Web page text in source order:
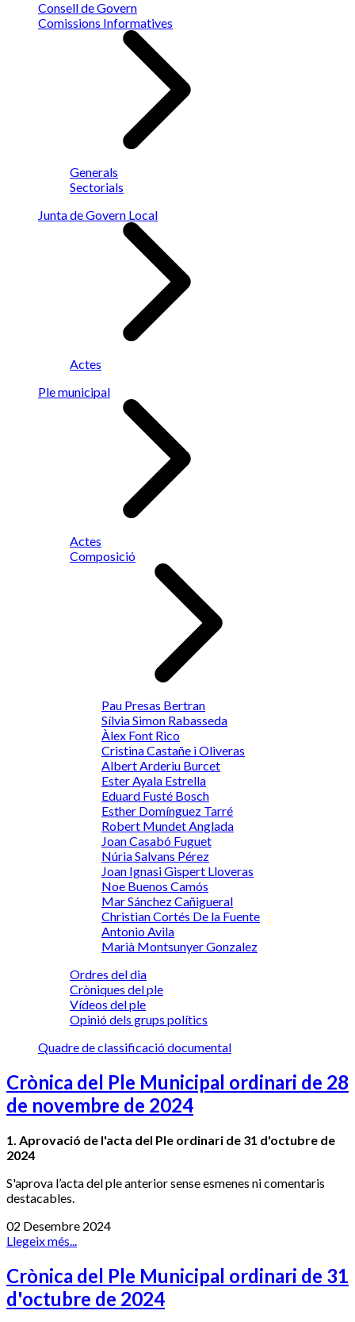
Consell de Govern
Comissions Informatives
Generals
Sectorials
Junta de Govern Local
Actes
Ple municipal
Actes
Composició
Pau Presas Bertran
Sílvia Simon Rabasseda
Àlex Font Rico
Cristina Castañe i Oliveras
Albert Arderiu Burcet
Ester Ayala Estrella
Eduard Fusté Bosch
Esther Domínguez Tarré
Robert Mundet Anglada
Joan Casabó Fuguet
Núria Salvans Pérez
Joan Ignasi Gispert Lloveras
Noe Buenos Camós
Mar Sánchez Cañigueral
Christian Cortés De la Fuente
Antonio Avila
Marià Montsunyer Gonzalez
Ordres del dia
Cròniques del ple
Vídeos del ple
Opinió dels grups polítics
Quadre de classificació documental
Crònica del Ple Municipal ordinari de 28
de novembre de 2024
1. Aprovació de l'acta del Ple ordinari de 31 d'octubre de
2024
S'aprova l’acta del ple anterior sense esmenes ni comentaris
destacables.
02 Desembre 2024
Llegeix més...
Crònica del Ple Municipal ordinari de 31
d'octubre de 2024